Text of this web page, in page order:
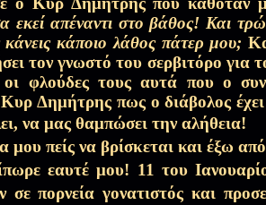
6
Ορθοδοξίας) 28
Αναγνωστόπουλος) 24
εκεί απέναντι στο βάθος! Και
κάποιο λάθος πάτερ μου;
τον γνωστό του σερβιτόρο για
φλούδες τους αυτά που ο
Δημήτρης πως ο διάβολος
να μας θαμπώσει την αλήθεια!
πείς να βρίσκεται και έξω
εαυτέ μου! 11 του
σε πορνεία γονατιστός και